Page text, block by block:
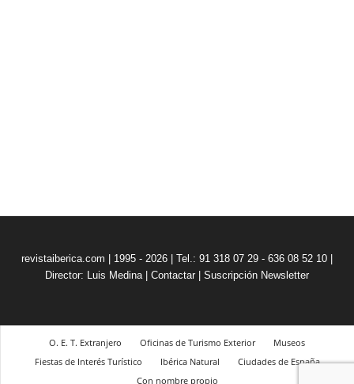
revistaiberica.com | 1995 - 2026 | Tel.: 91 318 07 29 - 636 08 52 10 |
Director: Luis Medina
Contactar Suscripción Newsletter
O. E. T. Extranjero Oficinas de Turismo Exterior
Museos
Fiestas de Interés Turístico
Ibérica Natural
Ciudades de España
Con nombre propio